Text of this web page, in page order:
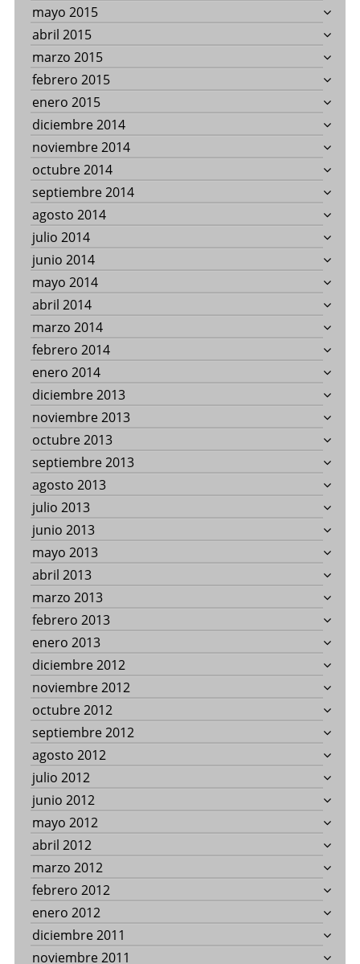
mayo 2015
abril 2015
marzo 2015
febrero 2015
enero 2015
diciembre 2014
noviembre 2014
octubre 2014
septiembre 2014
agosto 2014
julio 2014
junio 2014
mayo 2014
abril 2014
marzo 2014
febrero 2014
enero 2014
diciembre 2013
noviembre 2013
octubre 2013
septiembre 2013
agosto 2013
julio 2013
junio 2013
mayo 2013
abril 2013
marzo 2013
febrero 2013
enero 2013
diciembre 2012
noviembre 2012
octubre 2012
septiembre 2012
agosto 2012
julio 2012
junio 2012
mayo 2012
abril 2012
marzo 2012
febrero 2012
enero 2012
diciembre 2011
noviembre 2011